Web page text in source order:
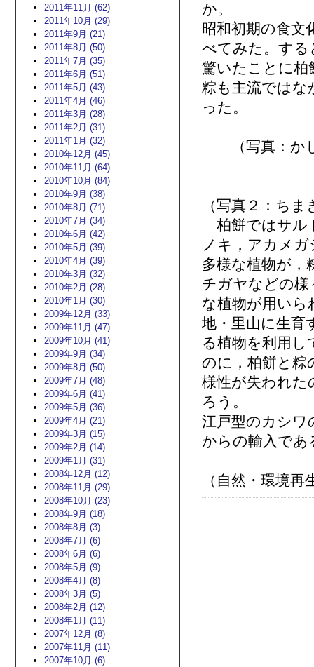
2011年11月 (62)
2011年10月 (29)
2011年9月 (21)
2011年8月 (50)
2011年7月 (35)
2011年6月 (51)
2011年5月 (43)
2011年4月 (46)
2011年3月 (28)
2011年2月 (31)
2011年1月 (32)
2010年12月 (45)
2010年11月 (64)
2010年10月 (84)
2010年9月 (38)
2010年8月 (71)
2010年7月 (34)
2010年6月 (42)
2010年5月 (39)
2010年4月 (39)
2010年3月 (32)
2010年2月 (28)
2010年1月 (30)
2009年12月 (33)
2009年11月 (47)
2009年10月 (41)
2009年9月 (34)
2009年8月 (50)
2009年7月 (48)
2009年6月 (41)
2009年5月 (36)
2009年4月 (21)
2009年3月 (15)
2009年2月 (14)
2009年1月 (31)
2008年12月 (12)
2008年11月 (29)
2008年10月 (23)
2008年9月 (18)
2008年8月 (3)
2008年7月 (6)
2008年6月 (6)
2008年5月 (9)
2008年4月 (8)
2008年3月 (5)
2008年2月 (12)
2008年1月 (11)
2007年12月 (8)
2007年11月 (11)
2007年10月 (6)
か。
昭和初期の食文
べてみた。する
驚いたことに柏
粽も主流ではな
った。
（写真：か
（写真２：ちま
柏餅ではサル
ノキ，アカメ
多様な植物が，
チガヤなどの様
な植物が用いら
地・里山に生育
る植物を利用
のに，柏餅と粽
様性が失われた
ろう。
江戸型のカシワ
からの輸入であ
（自然・環境再